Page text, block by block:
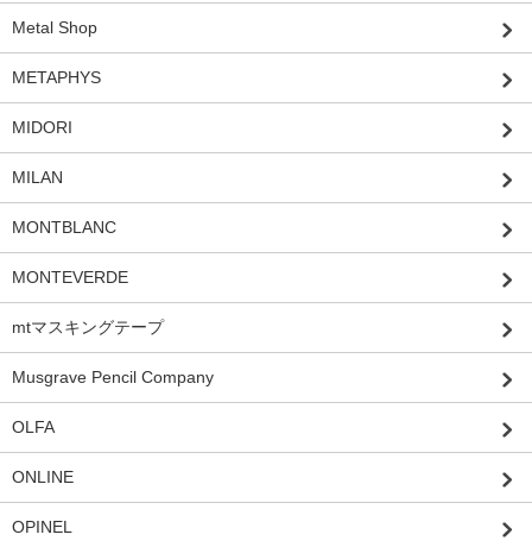
Metal Shop
METAPHYS
MIDORI
MILAN
MONTBLANC
MONTEVERDE
mtマスキングテープ
Musgrave Pencil Company
OLFA
ONLINE
OPINEL